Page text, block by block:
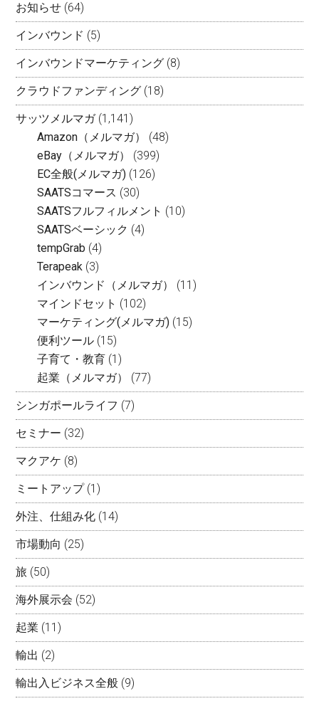
お知らせ (64)
インバウンド (5)
インバウンドマーケティング (8)
クラウドファンディング (18)
サッツメルマガ(1,141)
Amazon（メルマガ）
(48)
eBay（メルマガ）
(399)
EC全般(メルマガ) (126)
SAATSコマース (30)
SAATSフルフィルメント (10)
SAATSベーシック (4)
tempGrab (4)
Terapeak (3)
インバウンド（メルマガ）
(11)
マインドセット (102)
マーケティング(メルマガ) (15)
便利ツール (15)
子育て・教育 (1)
起業（メルマガ）
(77)
シンガポールライフ (7)
セミナー (32)
マクアケ (8)
ミートアップ(1)
外注、仕組み化 (14)
市場動向 (25)
旅 (50)
海外展示会 (52)
起業 (11)
輸出 (2)
輸出入ビジネス全般 (9)